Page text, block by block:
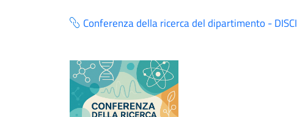
Conferenza della ricerca del dipartimento - DISCI